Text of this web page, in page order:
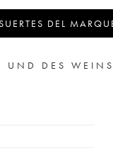
DEL
UND DES WEINS